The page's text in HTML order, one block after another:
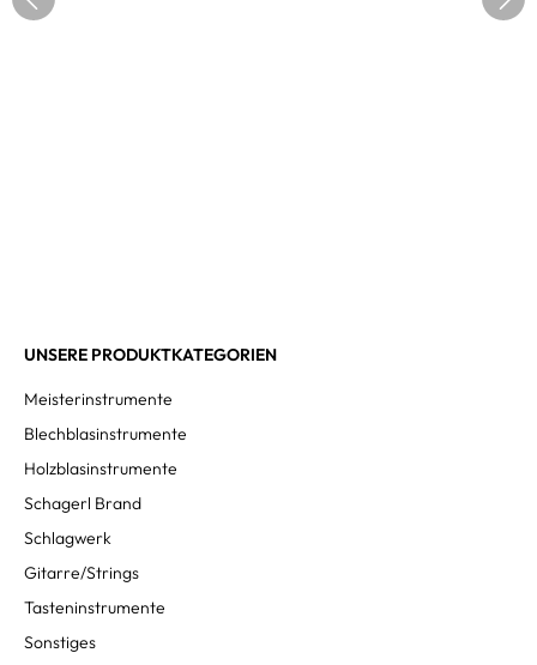
UNSERE PRODUKTKATEGORIEN
Meisterinstrumente
Blechblasinstrumente
Holzblasinstrumente
Schagerl Brand
Schlagwerk
Gitarre/Strings
Tasteninstrumente
Sonstiges